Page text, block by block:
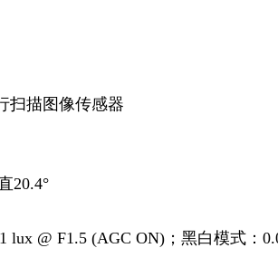
扫描图像传感器
20.4°
lux @ F1.5 (AGC ON)；黑白模式：